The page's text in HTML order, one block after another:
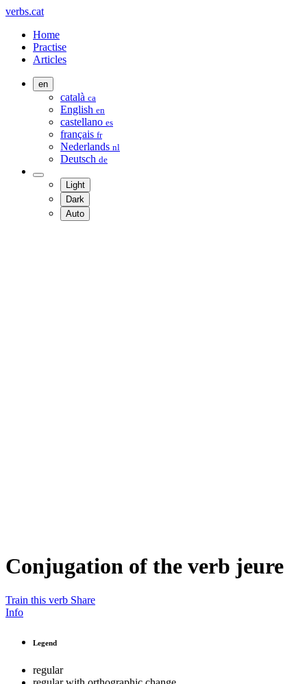
verbs.cat
Home
Practise
Articles
en
català ca
English en
castellano es
français fr
Nederlands nl
Deutsch de
Light
Dark
Auto
Conjugation of the verb jeure
Train this verb Share
Info
Legend
regular